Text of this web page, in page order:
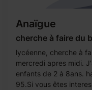
Anaïgue
cherche à faire du
lycéenne, cherche à
mercredi apres midi.
enfants de 2 à 8ans.
95.Si vous êtes